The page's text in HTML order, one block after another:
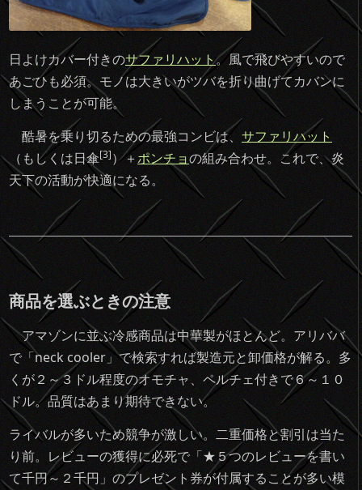
日よけカバー付きのサファリハット。風で飛びやすいので
あごひも必須。モノは大きいがツバを折り曲げてカバンに
しまうことが可能。
酷暑を乗り切るための最強コンビは、 サファリハット
（もしくは日傘[3]）＋ポンチョの組み合わせ。これで、炎
天下の活動が快適になる。
商品を選ぶときの注意
アマゾンに並ぶ冷感商品は中華製がほとんど。アリババ
で「neck cooler」で検索すれば製造元と卸価格が解る。多
くが２～３ドル程度のオモチャ、ペルチェ付きで６～１０
ドル。品質はあまり期待できない。
ライバルが多いため競争が激しい。二重価格と割引は当た
り前。レビューの獲得に必死で「★５つのレビューを書い
て千円～２千円」のプレゼント券が付属することが多い模